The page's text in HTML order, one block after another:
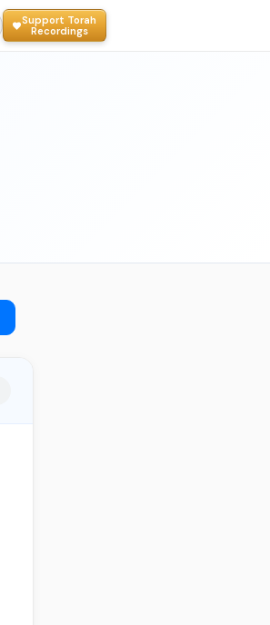
Support Torah
Recordings